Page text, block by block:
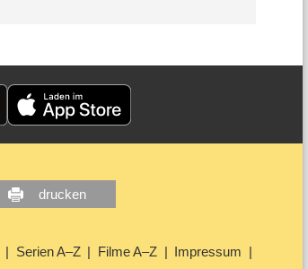
drucken
Serien A–Z Filme A–Z Impressum